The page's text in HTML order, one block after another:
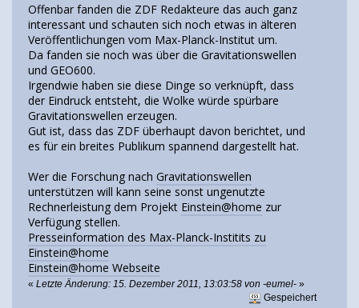
Offenbar fanden die ZDF Redakteure das auch ganz
interessant und schauten sich noch etwas in älteren
Veröffentlichungen vom Max-Planck-Institut um.
Da fanden sie noch was über die Gravitationswellen
und GEO600.
Irgendwie haben sie diese Dinge so verknüpft, dass
der Eindruck entsteht, die Wolke würde spürbare
Gravitationswellen erzeugen.
Gut ist, dass das ZDF überhaupt davon berichtet, und
es für ein breites Publikum spannend dargestellt hat.
Wer die Forschung nach Gravitationswellen
unterstützen will kann seine sonst ungenutzte
Rechnerleistung dem Projekt Einstein@home zur
Verfügung stellen.
Presseinformation des Max-Planck-Institits zu
Einstein@home
Einstein@home Webseite
« Letzte Änderung: 15. Dezember 2011, 13:03:58 von -eumel- »
Gespeichert